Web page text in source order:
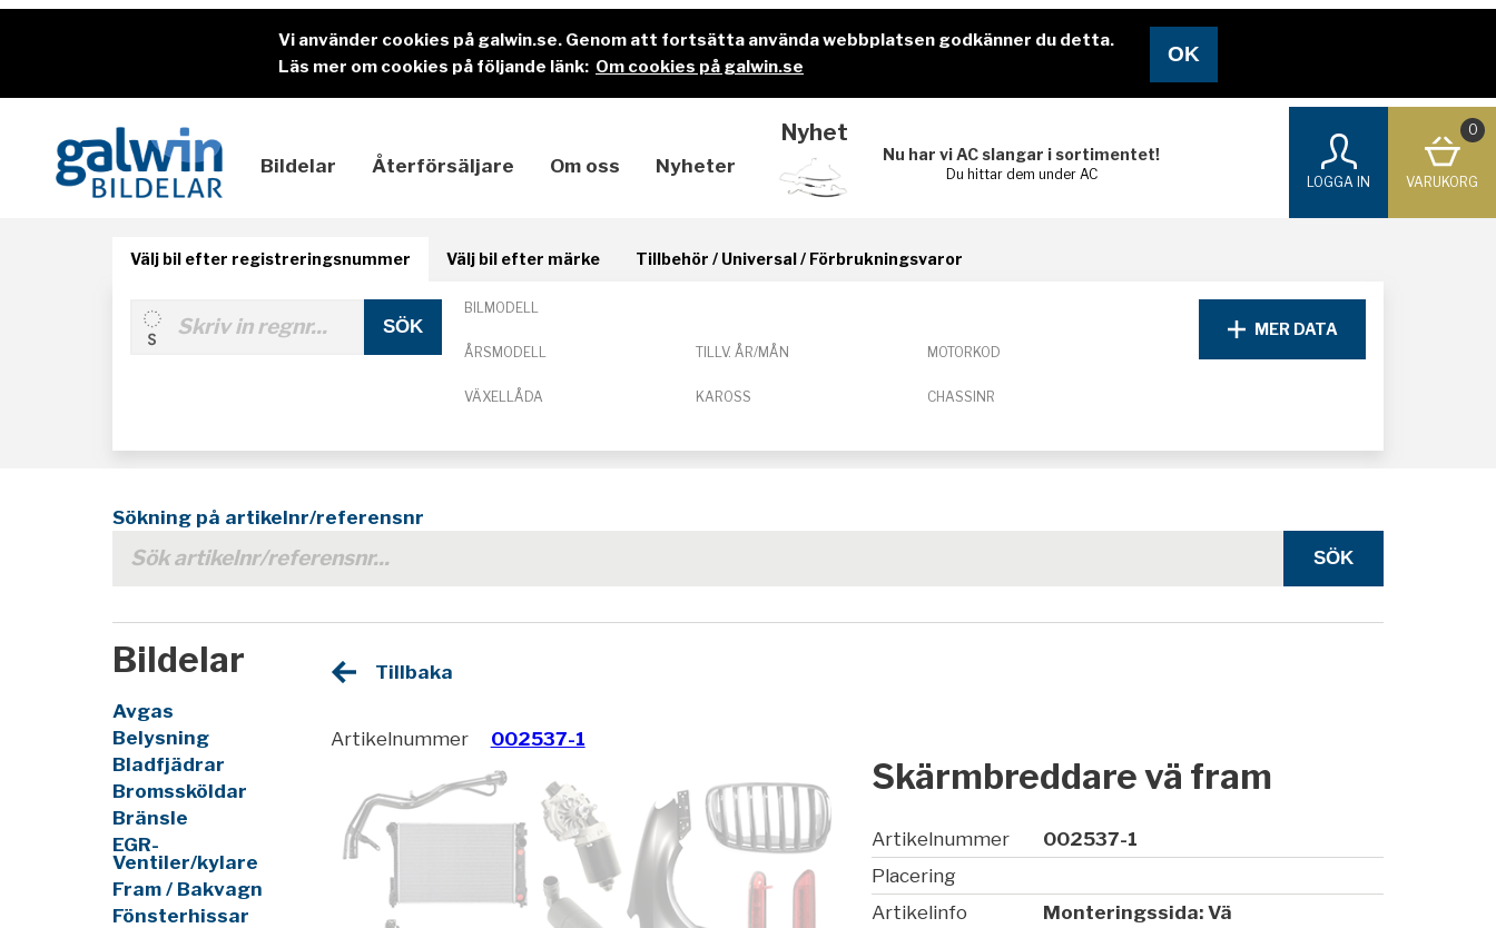
Vi använder cookies på galwin.se. Genom att fortsätta använda webbplatsen godkänner du detta.
Läs mer om cookies på följande länk: Om cookies på galwin.se
Bildelar Återförsäljare Om oss Nyheter
Nyhet
Nu har vi AC slangar i sortimentet!
Du hittar dem under AC
LOGGA IN
0
VARUKORG
Välj bil efter registreringsnummer Välj bil efter märke Tillbehör / Universal / Förbrukningsvaror
BILMODELL
ÅRSMODELL TILLV. ÅR/MÅN MOTORKOD
VÄXELLÅDA KAROSS CHASSINR
MER DATA
Sökning på artikelnr/referensnr
Bildelar
Avgas
Belysning
Bladfjädrar
Bromssköldar
Bränsle
EGR-
Ventiler/kylare
Fram / Bakvagn
Fönsterhissar
Tillbaka
Artikelnummer 002537-1
Skärmbreddare vä fram
Artikelnummer
002537-1
Placering
Artikelinfo
Monteringssida: Vä